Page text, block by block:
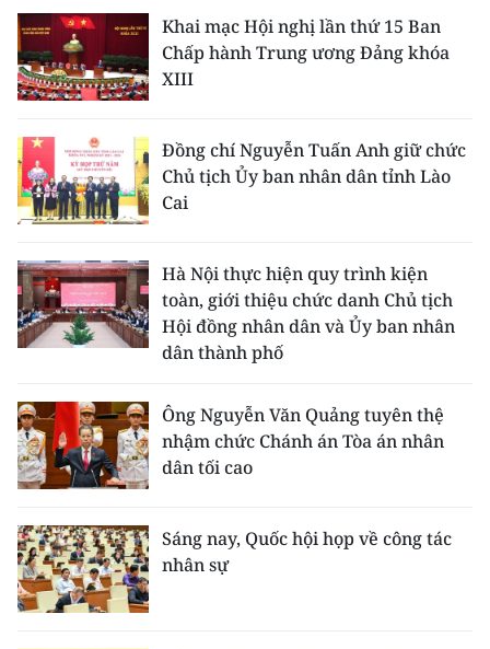
Media Văn hóa
Media Xã hội
Media Du lịch
Media Thế giới
Media Thể thao
Media Giáo dục
Media Y tế
Media Khoa học - Công nghệ
Media Môi trường
Ảnh
Infographic
TIN MỚI
Khai mạc Hội nghị lần thứ 15 Ban
Chấp hành Trung ương Đảng khóa
XIII
Đồng chí Nguyễn Tuấn Anh giữ chức
Chủ tịch Ủy ban nhân dân tỉnh Lào
Cai
Hà Nội thực hiện quy trình kiện
toàn, giới thiệu chức danh Chủ tịch
Hội đồng nhân dân và Ủy ban nhân
dân thành phố
Ông Nguyễn Văn Quảng tuyên thệ
nhậm chức Chánh án Tòa án nhân
dân tối cao
Sáng nay, Quốc hội họp về công tác
nhân sự